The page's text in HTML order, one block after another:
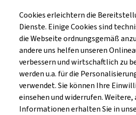
Die Kaack Terminhandel GmbH ist ein
Finanzdienstleistungsinstitut für die
Agrarterminbörsen.
Kaack Terminhandel GmbH
Am Markt 8
49661 Cloppenburg
Cookies erleichtern die
Dienste. Einige Cookies sind
die Webseite ordnungsgemäß
andere uns helfen unseren
verbessern und wirtschaftlich zu
werden u.a. für die
verwendet. Sie können Ihre
einsehen und widerrufen.
Informationen erhalten Sie in